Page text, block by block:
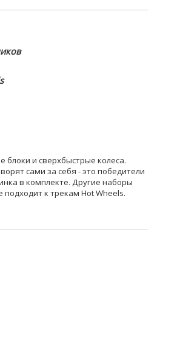
и сверхбыстрые колеса.
сами за себя - это победители
в комплекте. Другие наборы
к трекам Hot Wheels.